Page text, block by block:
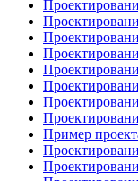
Пример